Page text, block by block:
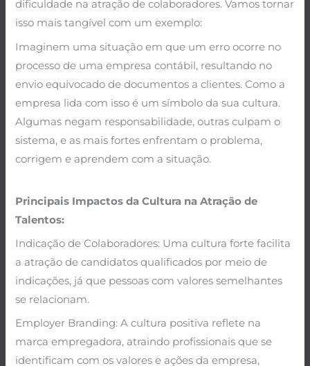
dificuldade na atração de colaboradores. Vamos tornar
isso mais tangível com um exemplo:
Imaginem uma situação em que um erro ocorre no
processo de uma empresa contábil, resultando no
envio equivocado de documentos a clientes. Como a
empresa lida com isso é um símbolo da sua cultura.
Algumas negam responsabilidade, outras culpam o
sistema, e as mais fortes enfrentam o problema,
corrigem e aprendem com a situação.
Principais Impactos da Cultura na Atração de
Talentos:
Indicação de Colaboradores: Uma cultura forte facilita
a atração de candidatos qualificados por meio de
indicações, já que pessoas com valores semelhantes
se relacionam.
Employer Branding: A cultura positiva reflete na
marca empregadora, atraindo profissionais que se
identificam com os valores e ações da empresa,